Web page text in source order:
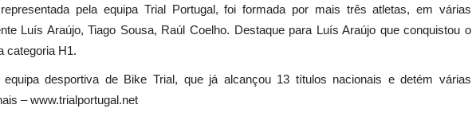
pela equipa Trial Portugal, foi formada por mais três atletas, em várias
Luís Araújo, Tiago Sousa, Raúl Coelho. Destaque para Luís Araújo que conquistou o
categoria H1.
desportiva de Bike Trial, que já alcançou 13 títulos nacionais e detém várias
– www.trialportugal.net